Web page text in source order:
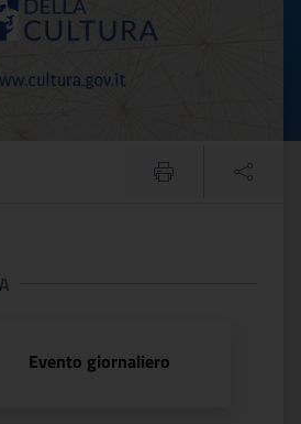
Evento giornaliero